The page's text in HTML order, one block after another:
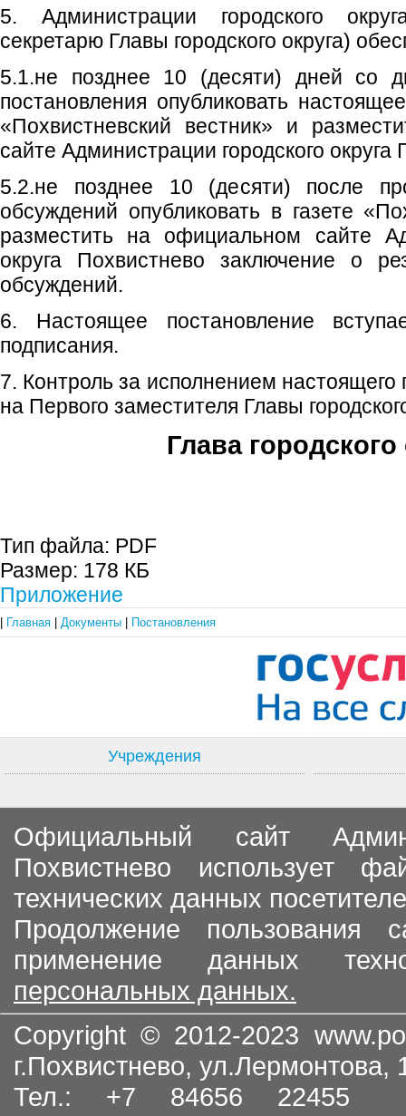
5. Администрации городского
секретарю Главы городского округа)
5.1.не позднее 10 (десяти) дней со
постановления опубликовать
«Похвистневский вестник» и
сайте Администрации городского округа
5.2.не позднее 10 (десяти) после
обсуждений опубликовать в газете
разместить на официальном сайте
округа Похвистнево заключение о
обсуждений.
6. Настоящее постановление
подписания.
7. Контроль за исполнением настоящего
на Первого заместителя Главы
Глава городского
Тип файла: PDF
Размер: 178 КБ
Приложение
Главная Документы Постановления
Учреждения
Официальный сайт
Похвистнево использует
технических данных
Продолжение пользования
применение данных
персональных данных.
Copyright © 2012-2023
г.Похвистнево, ул.Лермонтова,
Тел.: +7 84656